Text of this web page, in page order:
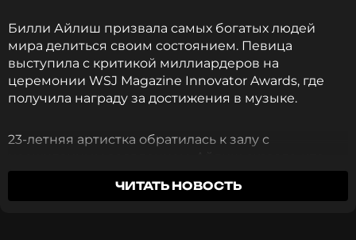
Билли Айлиш призвала самых богатых людей
мира делиться своим состоянием. Певица
выступила с критикой миллиардеров на
церемонии WSJ Magazine Innovator Awards, где
получила награду за достижения в музыке.
23-летняя артистка обратилась к залу с
любит всех присутствующих, но среди гостей есть
люди с гораздо большим состоянием, чем у нее.
ЧИТАТЬ НОВОСТЬ